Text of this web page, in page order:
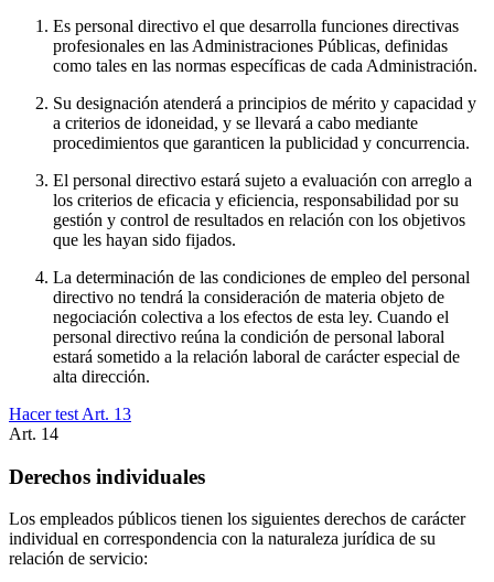
Es personal directivo el que desarrolla funciones directivas
profesionales en las Administraciones Públicas, definidas
como tales en las normas específicas de cada Administración.
Su designación atenderá a principios de mérito y capacidad y
a criterios de idoneidad, y se llevará a cabo mediante
procedimientos que garanticen la publicidad y concurrencia.
El personal directivo estará sujeto a evaluación con arreglo a
los criterios de eficacia y eficiencia, responsabilidad por su
gestión y control de resultados en relación con los objetivos
que les hayan sido fijados.
La determinación de las condiciones de empleo del personal
directivo no tendrá la consideración de materia objeto de
negociación colectiva a los efectos de esta ley. Cuando el
personal directivo reúna la condición de personal laboral
estará sometido a la relación laboral de carácter especial de
alta dirección.
Hacer test Art. 13
Art. 14
Derechos individuales
Los empleados públicos tienen los siguientes derechos de carácter
individual en correspondencia con la naturaleza jurídica de su
relación de servicio: